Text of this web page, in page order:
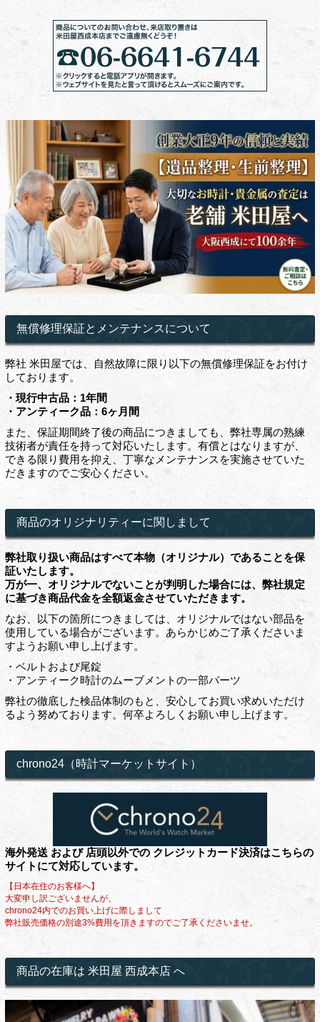
無償修理保証とメンテナンスについて
弊社 米田屋では、自然故障に限り以下の無償修理保証をお付け
しております。
・現行中古品：1年間
・アンティーク品：6ヶ月間
また、保証期間終了後の商品につきましても、弊社専属の熟練
技術者が責任を持って対応いたします。有償とはなりますが、
できる限り費用を抑え、丁寧なメンテナンスを実施させていた
だきますのでご安心ください。
商品のオリジナリティーに関しまして
弊社取り扱い商品はすべて本物（オリジナル）であることを保
証いたします。
万が一、オリジナルでないことが判明した場合には、弊社規定
に基づき商品代金を全額返金させていただきます。
なお、以下の箇所につきましては、オリジナルではない部品を
使用している場合がございます。あらかじめご了承くださいま
すようお願い申し上げます。
・ベルトおよび尾錠
・アンティーク時計のムーブメントの一部パーツ
弊社の徹底した検品体制のもと、安心してお買い求めいただけ
るよう努めております。何卒よろしくお願い申し上げます。
chrono24（時計マーケットサイト）
海外発送 および 店頭以外での クレジットカード決済はこちらの
サイトにて対応しています。
【日本在住のお客様へ】
大変申し訳ございませんが、
chrono24内でのお買い上げに際しまして
弊社販売価格の別途3%費用を頂きますのでご了承くださいませ。
商品の在庫は 米田屋 西成本店 へ